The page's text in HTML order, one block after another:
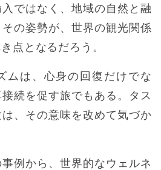
ではなく、地域の自然と融
の姿勢が、世界の観光関係
点となるだろう。
ムは、心身の回復だけでな
続を促す旅でもある。タス
、その意味を改めて気づか
例から、世界的なウェルネ